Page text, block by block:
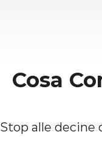
Cosa
Stop alle decine